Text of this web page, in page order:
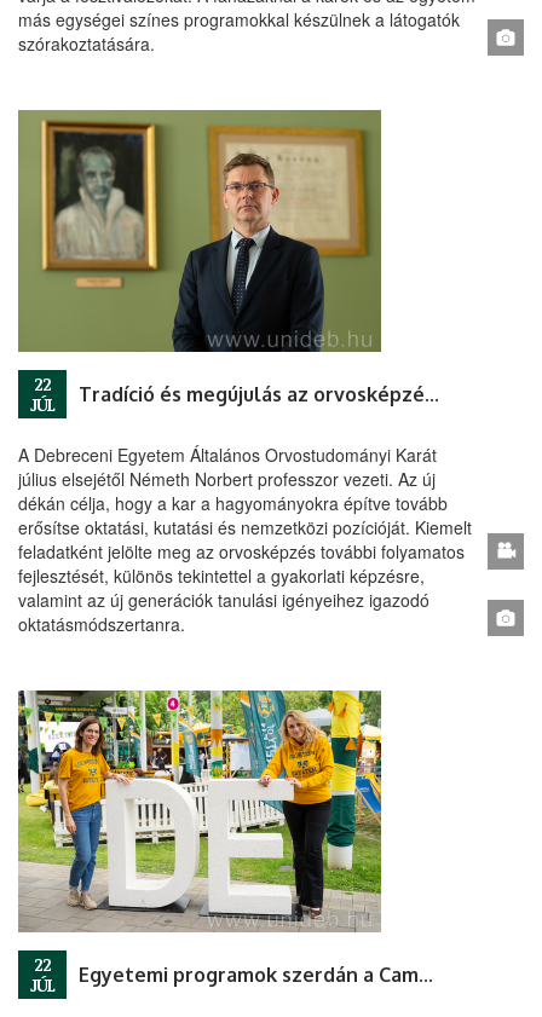
más egységei színes programokkal készülnek a látogatók
szórakoztatására.
22
JÚL
Tradíció és megújulás az orvosképzésben – bemutatkozik az új ÁOK-dékán
A Debreceni Egyetem Általános Orvostudományi Karát
július elsejétől Németh Norbert professzor vezeti. Az új
dékán célja, hogy a kar a hagyományokra építve tovább
erősítse oktatási, kutatási és nemzetközi pozícióját. Kiemelt
feladatként jelölte meg az orvosképzés további folyamatos
fejlesztését, különös tekintettel a gyakorlati képzésre,
valamint az új generációk tanulási igényeihez igazodó
oktatásmódszertanra.
22
JÚL
Egyetemi programok szerdán a Campuson